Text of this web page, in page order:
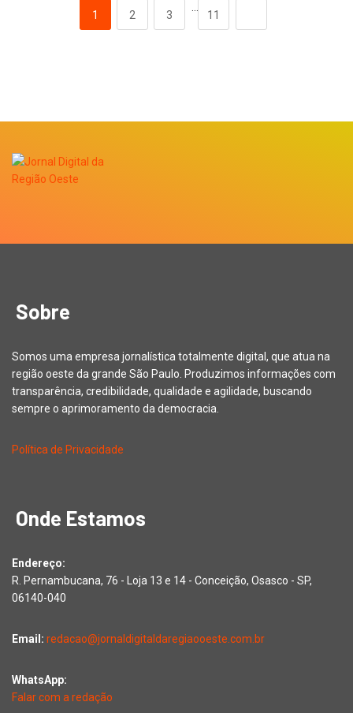
1 2 3
…
11
Sobre
Somos uma empresa jornalística totalmente digital, que atua na
região oeste da grande São Paulo. Produzimos informações com
transparência, credibilidade, qualidade e agilidade, buscando
sempre o aprimoramento da democracia.
Política de Privacidade
Onde Estamos
Endereço:
R. Pernambucana, 76 - Loja 13 e 14 - Conceição, Osasco - SP,
06140-040
Email: redacao@jornaldigitaldaregiaooeste.com.br
WhatsApp:
Falar com a redação